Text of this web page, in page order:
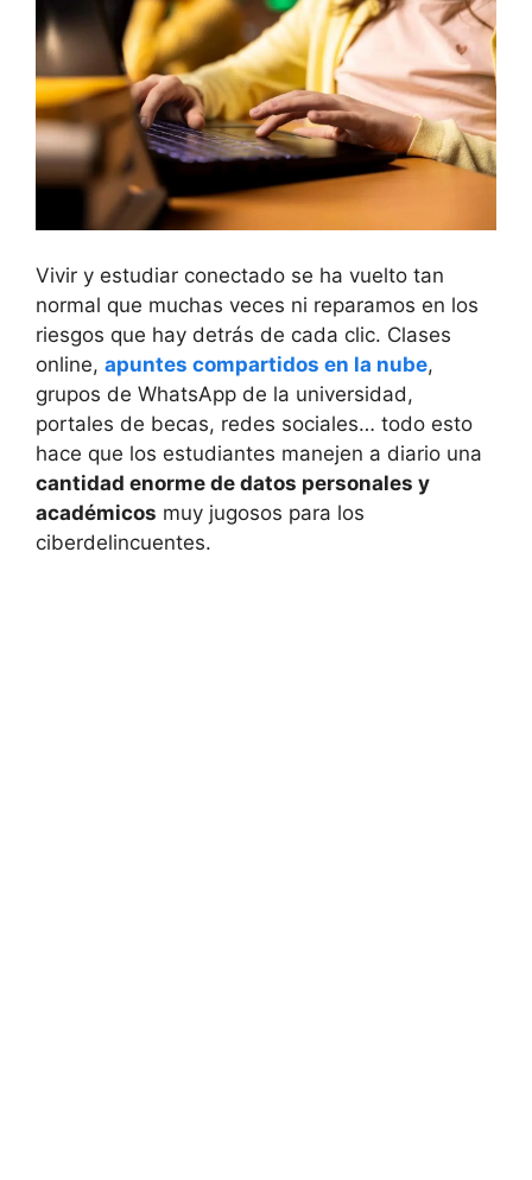
Vivir y estudiar conectado se ha vuelto tan
normal que muchas veces ni reparamos en los
riesgos que hay detrás de cada clic. Clases
online, apuntes compartidos en la nube,
grupos de WhatsApp de la universidad,
portales de becas, redes sociales… todo esto
hace que los estudiantes manejen a diario una
cantidad enorme de datos personales y
académicos muy jugosos para los
ciberdelincuentes.